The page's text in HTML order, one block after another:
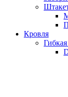
Кровля